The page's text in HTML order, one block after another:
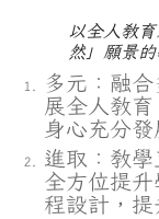
以全人教
然」願景
多元：融
展全人教育
身心充分發
進取：教學
全方位提
程設計，